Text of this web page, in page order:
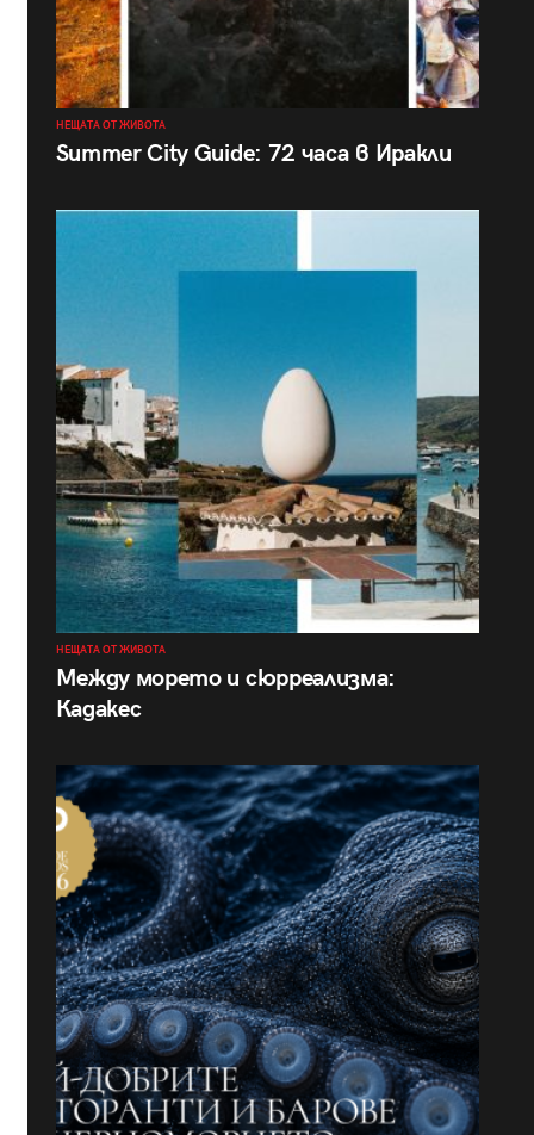
НЕЩАТА ОТ ЖИВОТА
Summer City Guide: 72 часа в Иракли
НЕЩАТА ОТ ЖИВОТА
Между морето и сюрреализма:
Кадакес